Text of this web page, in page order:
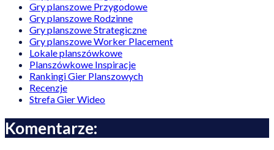
Gry planszowe Przygodowe
Gry planszowe Rodzinne
Gry planszowe Strategiczne
Gry planszowe Worker Placement
Lokale planszówkowe
Planszówkowe Inspiracje
Rankingi Gier Planszowych
Recenzje
Strefa Gier Wideo
Komentarze: